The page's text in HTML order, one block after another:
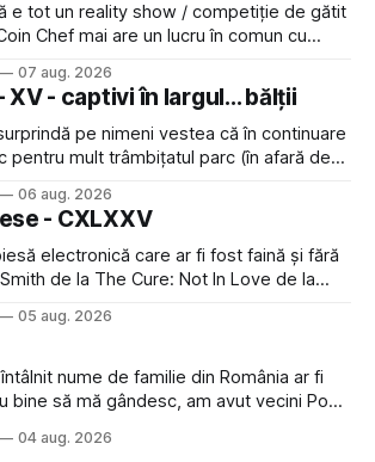
e tot un reality show / competiție de gătit
Chef mai are un lucru în comun cu
vedere, după care m-a făcut să mă
îndrăgostesc de el. Nu mi-a plăcut faptul
07 aug. 2026
XV - captivi în largul... bălții
pe nimeni vestea că în continuare
pentru mult trâmbițatul parc (în afară de
gard la lumea care trece prin zonă). Am
06 aug. 2026
- CXLXXV
electronică care ar fi fost faină și fără
de la The Cure: Not In Love de la
masculină a acelui duo era cam
2. Băgăm la
05 aug. 2026
nume de familie din România ar fi
bine să mă gândesc, am avut vecini Popa
etimologia termenului de popă că ar
04 aug. 2026